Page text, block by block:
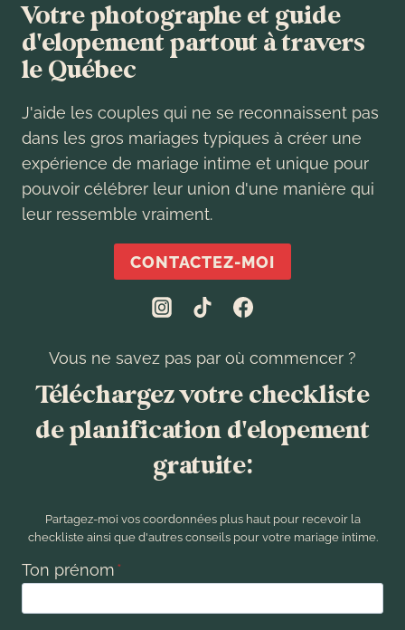
Votre photographe et guide
d'elopement partout à travers
le Québec
J'aide les couples qui ne se reconnaissent pas
dans les gros mariages typiques à créer une
expérience de mariage intime et unique pour
pouvoir célébrer leur union d'une manière qui
leur ressemble vraiment.
CONTACTEZ-MOI
Vous ne savez pas par où commencer ?
Téléchargez votre checkliste
de planification d'elopement
gratuite:
Partagez-moi vos coordonnées plus haut pour recevoir la
checkliste ainsi que d'autres conseils pour votre mariage intime.
Ton prénom*